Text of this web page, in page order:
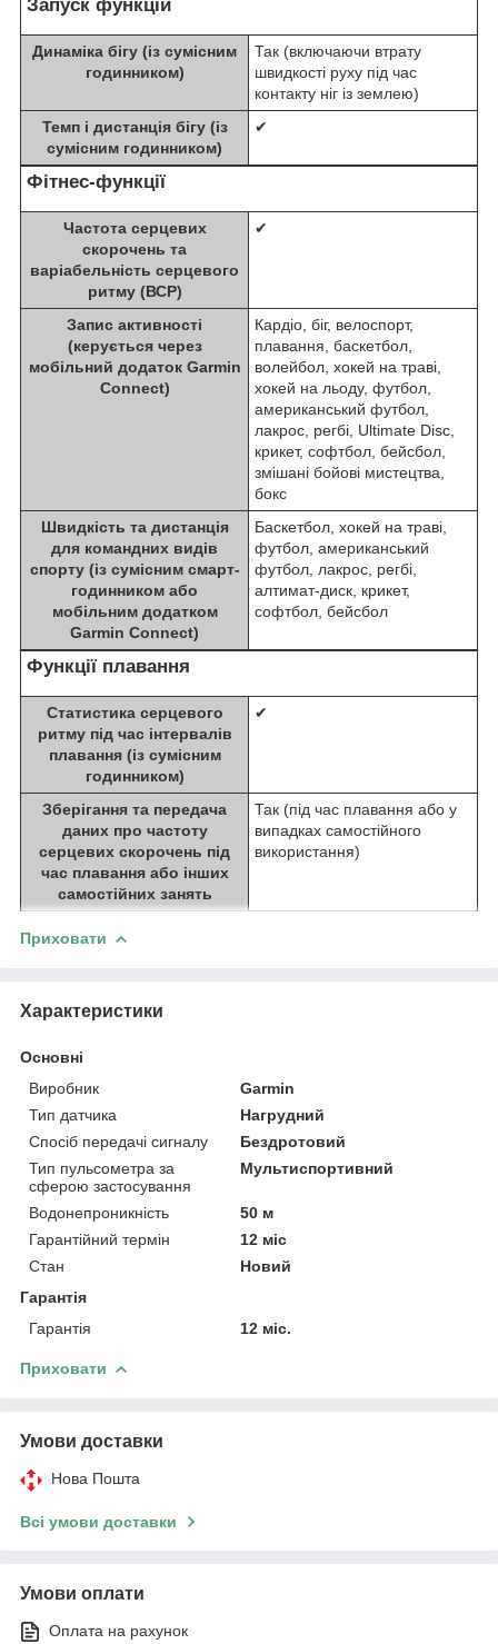
Запуск функцій
Динаміка бігу (із сумісним
годинником)
Так (включаючи втрату
швидкості руху під час
контакту ніг із землею)
Темп і дистанція бігу (із
сумісним годинником)
✔
Фітнес-функції
Частота серцевих
скорочень та
варіабельність серцевого
ритму (ВСР)
✔
Запис активності
(керується через
мобільний додаток Garmin
Connect)
Кардіо, біг, велоспорт,
плавання, баскетбол,
волейбол, хокей на траві,
хокей на льоду, футбол,
американський футбол,
лакрос, регбі, Ultimate Disc,
крикет, софтбол, бейсбол,
змішані бойові мистецтва,
бокс
Швидкість та дистанція
для командних видів
спорту (із сумісним смарт-
годинником або
мобільним додатком
Garmin Connect)
Баскетбол, хокей на траві,
футбол, американський
футбол, лакрос, регбі,
алтимат-диск, крикет,
софтбол, бейсбол
Функції плавання
Статистика серцевого
ритму під час інтервалів
плавання (із сумісним
годинником)
✔
Зберігання та передача
даних про частоту
серцевих скорочень під
час плавання або інших
самостійних занять
Так (під час плавання або у
випадках самостійного
використання)
Приховати
Характеристики
Основні
Виробник
Garmin
Тип датчика
Нагрудний
Спосіб передачі сигналу
Бездротовий
Тип пульсометра за
сферою застосування
Мультиспортивний
Водонепроникність
50 м
Гарантійний термін
12 міс
Стан
Новий
Гарантія
Гарантія
12 міс.
Приховати
Умови доставки
Нова Пошта
Всі умови доставки
Умови оплати
Оплата на рахунок